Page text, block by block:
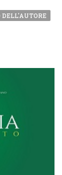
DELL'AUTORE